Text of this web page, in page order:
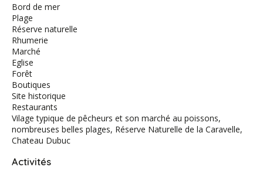
Bord de mer
Plage
Réserve naturelle
Rhumerie
Marché
Eglise
Forêt
Boutiques
Site historique
Restaurants
Vilage typique de pêcheurs et son marché au poissons,
nombreuses belles plages, Réserve Naturelle de la Caravelle,
Chateau Dubuc
Activités